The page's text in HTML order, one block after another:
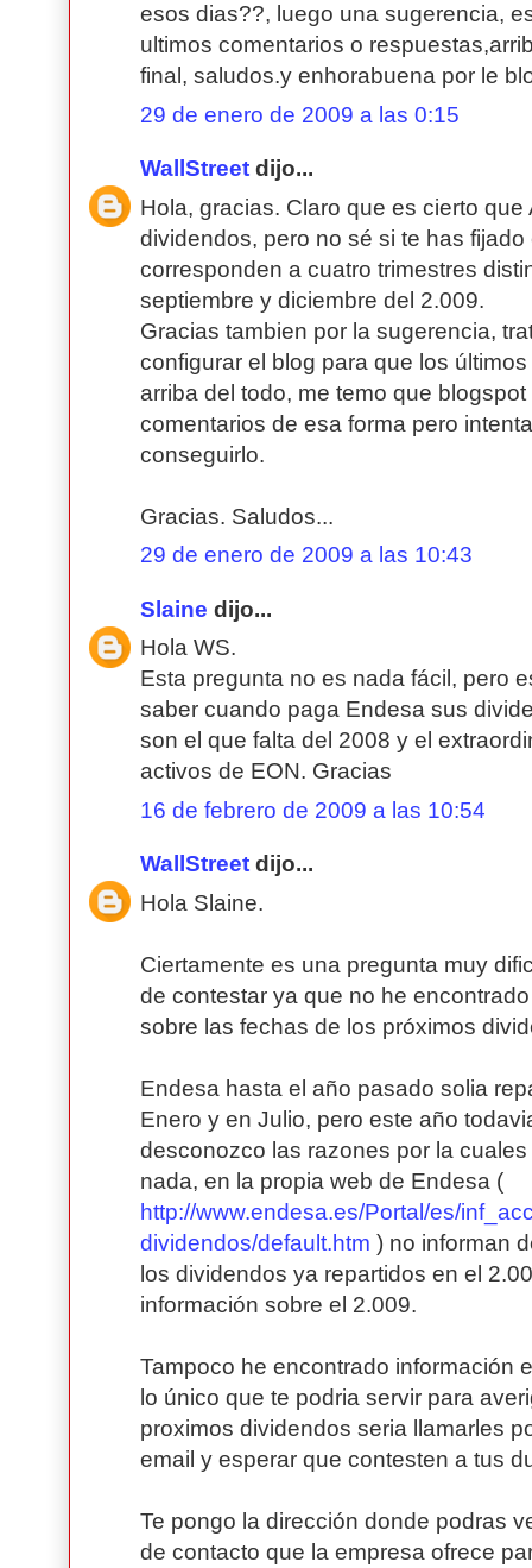
esos dias??, luego una sugerencia,
ultimos comentarios o
final, saludos.y enhorabuena por le
29 de enero de 2009 a las 0:15
WallStreet dijo...
Hola, gracias. Claro que es cierto
dividendos, pero no sé si te has
corresponden a cuatro trimestres
septiembre y diciembre del 2.009.
Gracias tambien por la sugerencia,
configurar el blog para que los
arriba del todo, me temo que
comentarios de esa forma pero
conseguirlo.
Gracias. Saludos...
29 de enero de 2009 a las 10:43
Slaine dijo...
Hola WS.
Esta pregunta no es nada fácil, pero
saber cuando paga Endesa sus
son el que falta del 2008 y el
activos de EON. Gracias
16 de febrero de 2009 a las 10:54
WallStreet dijo...
Hola Slaine.
Ciertamente es una pregunta muy
de contestar ya que no he
sobre las fechas de los próximos
Endesa hasta el año pasado solia
Enero y en Julio, pero este año
desconozco las razones por la
nada, en la propia web de Endesa (
http://www.endesa.es/Portal/es/
dividendos/default.htm ) no informan
los dividendos ya repartidos en el
información sobre el 2.009.
Tampoco he encontrado información
lo único que te podria servir para
proximos dividendos seria llamarles
email y esperar que contesten a tus
Te pongo la dirección donde podras
de contacto que la empresa ofrece